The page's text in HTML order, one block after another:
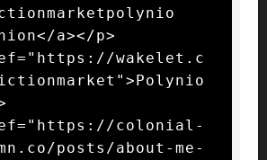
a></p>
wakelet.c
colonial-
posts/about-me-